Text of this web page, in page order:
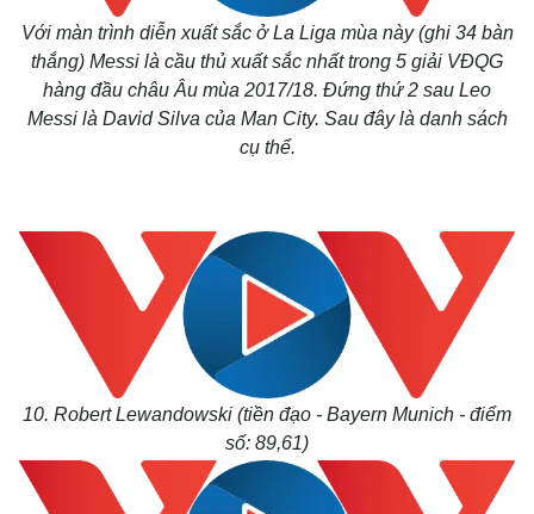
Với màn trình diễn xuất sắc ở La Liga mùa này (ghi 34 bàn
thắng) Messi là cầu thủ xuất sắc nhất trong 5 giải VĐQG
hàng đầu châu Âu mùa 2017/18. Đứng thứ 2 sau Leo
Messi là David Silva của Man City. Sau đây là danh sách
cụ thể.
10. Robert Lewandowski (tiền đạo - Bayern Munich - điểm
số: 89,61)